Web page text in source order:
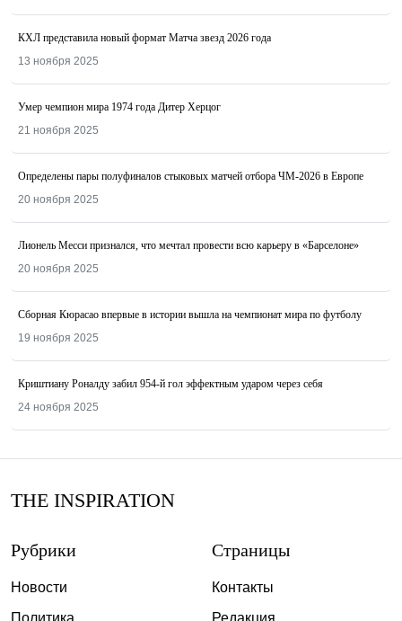
КХЛ представила новый формат Матча звезд 2026 года
13 ноября 2025
Умер чемпион мира 1974 года Дитер Херцог
21 ноября 2025
Определены пары полуфиналов стыковых матчей отбора ЧМ-2026 в Европе
20 ноября 2025
Лионель Месси признался, что мечтал провести всю карьеру в «Барселоне»
20 ноября 2025
Сборная Кюрасао впервые в истории вышла на чемпионат мира по футболу
19 ноября 2025
Криштиану Роналду забил 954-й гол эффектным ударом через себя
24 ноября 2025
THE INSPIRATION
Рубрики
Новости
Страницы
Контакты